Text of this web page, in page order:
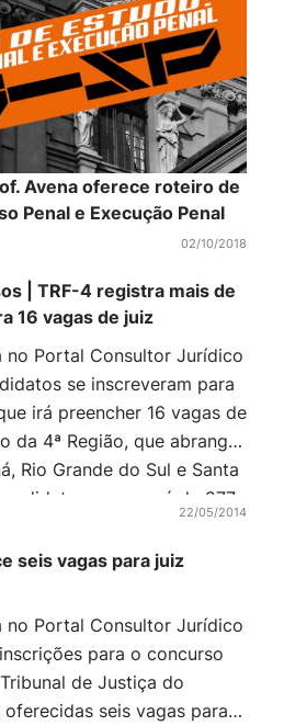
Avena oferece roteiro de
Penal e Execução Penal
02/10/2018
| TRF-4 registra mais de
16 vagas de juiz
Portal Consultor Jurídico
se inscreveram para
irá preencher 16 vagas de
da 4ª Região, que abrange
Rio Grande do Sul e Santa
por vaga é de 277.
22/05/2014
seis vagas para juiz
Portal Consultor Jurídico
para o concurso
de Justiça do
seis vagas para